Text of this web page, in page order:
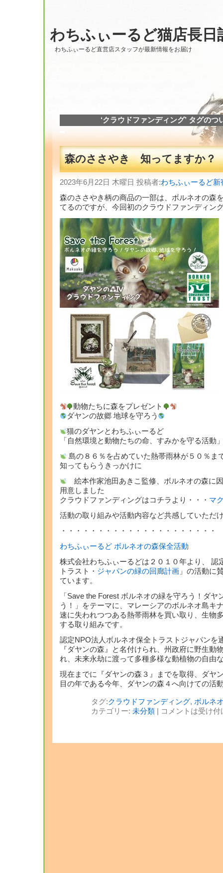
わちふぃーるど猫店長日
わちふぃーるど直営店スタッフが最新情報をお届け
‘クラウドファンディング’ タグのつ
森のささやき 知ってますか？
2023年6月22日 木曜日 投稿者:わちふぃーるど
森のささやき柄の商品の一部は、ボルネオの森
てるのですが、今回初のクラウドファンディン
動物たちに森をプレゼント
ダヤンの故郷 地球を守ろう
猫のダヤンとわちふぃーるど
「自然環境と動物たちの命、すみかを守る活動
島の８６％を占めていた熱帯雨林が５０％ま
知ってもらうきっかけに
絵本作家池田あきこ監修、ボルネオの森に
用意しました
クラウドファンディングはコチラより・・・ マ
活動の取り組みや活動内容など共感していただ
・・・・・・・・・・・・・・・・・・・・・
わちふぃーるど ボルネオの森保全活動
株式会社わちふぃーるどは２０１０年より、 認
トラスト・ ジャパンの緑の回廊計画 」の活動に
ています。
「Save the Forest ボルネオの緑を守ろう！ダヤ
う！」をテーマに、マレーシアのボルネオ島キ
速に失われつつある熱帯雨林を買い取り、生物
する取り組みです。
認定NPO法人ボルネオ保全トラストジャパンを
『ダヤンの森』と名付けられ、州政府に野生動
れ、未来永劫に渡って多種多様な動植物の自由
現在までに『ダヤンの森３』までを取得、ダヤ
目の年である今年、ダヤンの森４へ向けての活
タグ:クラウドファンディング, ボルネ
カテゴリー: 未分類| コメントは受け